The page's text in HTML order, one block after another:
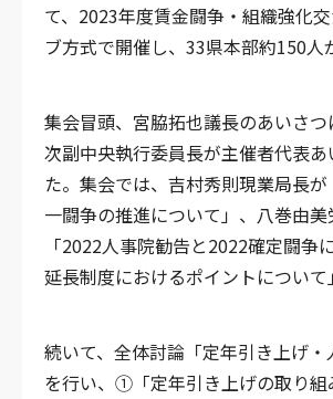
て、2023年度賃金闘争・組織強化
ブ方式で開催し、33県本部約150人
集会冒頭、宮脇拓也議長のあいさ
次副中央執行委員長が主催者代表あ
た。集会では、吉村秀則現業局長
一闘争の推進について」、八巻由
「2022人事院勧告と2022確定闘争
延長制度におけるポイントについて
続いて、全体討論「定年引き上げ・
を行い、①「定年引き上げの取り組